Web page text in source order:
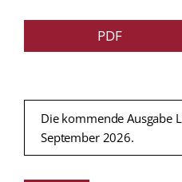
PDF
Die kommende Ausgabe
September 2026.